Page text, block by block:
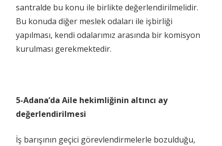
santralde bu konu ile birlikte değerlendirilmelidir.
Bu konuda diğer meslek odaları ile işbirliği
yapılması, kendi odalarımız arasında bir komisyon
kurulması gerekmektedir.
5-Adana’da Aile hekimliğinin altıncı ay
değerlendirilmesi
İş barışının geçici görevlendirmelerle bozulduğu,